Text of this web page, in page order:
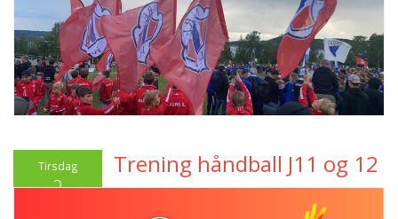
Tirsdag
2
Trening håndball J11 og 12